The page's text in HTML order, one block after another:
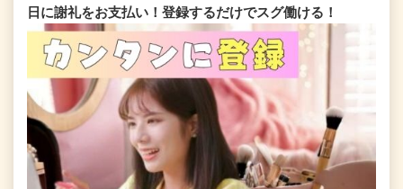
日に謝礼をお支払い！登録するだけでスグ働ける！